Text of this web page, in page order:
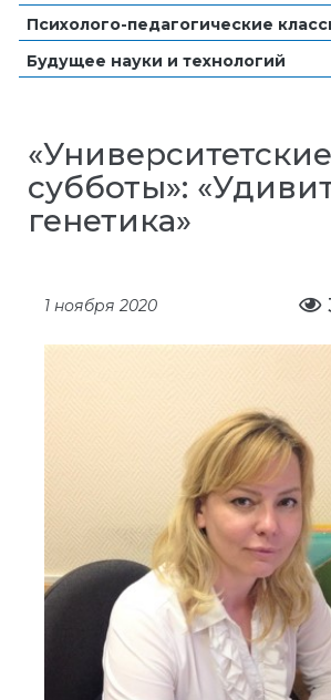
Психолого-педагогические
Будущее науки и технологий
«Университетские
субботы»:
генетика»
1 ноября 2020